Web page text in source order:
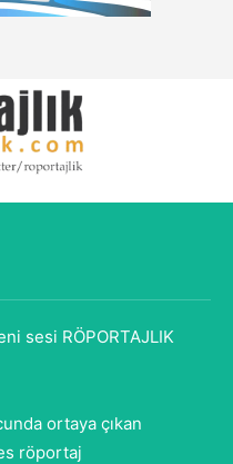
sesi RÖPORTAJLIK
ortaya çıkan
röportaj